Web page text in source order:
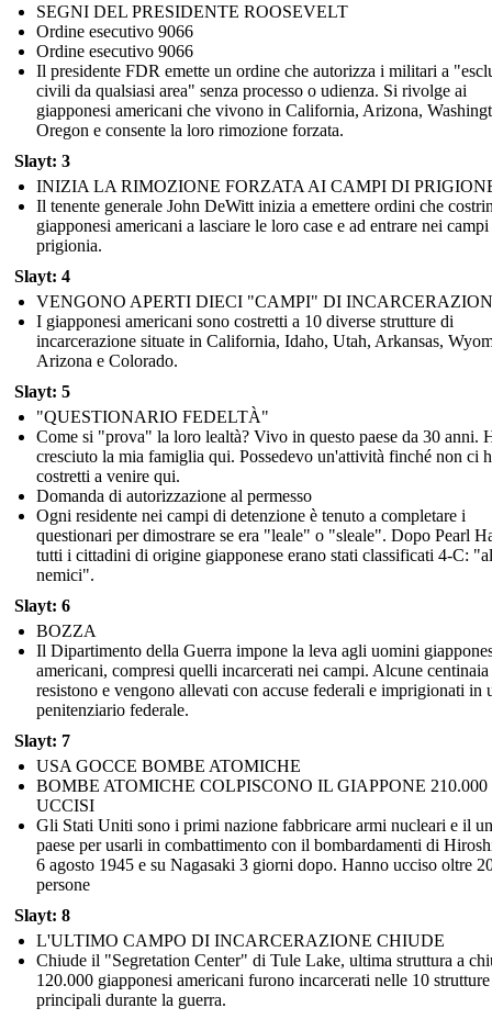
SEGNI DEL PRESIDENTE ROOSEVELT
Ordine esecutivo 9066
Ordine esecutivo 9066
Il presidente FDR emette un ordine che autorizza i militari a
civili da qualsiasi area" senza processo o udienza. Si rivolge ai
giapponesi americani che vivono in California, Arizona,
Oregon e consente la loro rimozione forzata.
Slayt: 3
INIZIA LA RIMOZIONE FORZATA AI CAMPI DI
Il tenente generale John DeWitt inizia a emettere ordini che
giapponesi americani a lasciare le loro case e ad entrare nei
prigionia.
Slayt: 4
VENGONO APERTI DIECI "CAMPI" DI
I giapponesi americani sono costretti a 10 diverse strutture di
incarcerazione situate in California, Idaho, Utah, Arkansas,
Arizona e Colorado.
Slayt: 5
"QUESTIONARIO FEDELTÀ"
Come si "prova" la loro lealtà? Vivo in questo paese da 30 anni.
cresciuto la mia famiglia qui. Possedevo un'attività finché non ci
costretti a venire qui.
Domanda di autorizzazione al permesso
Ogni residente nei campi di detenzione è tenuto a completare i
questionari per dimostrare se era "leale" o "sleale". Dopo Pearl
tutti i cittadini di origine giapponese erano stati classificati 4-C:
nemici".
Slayt: 6
BOZZA
Il Dipartimento della Guerra impone la leva agli uomini
americani, compresi quelli incarcerati nei campi. Alcune centinaia
resistono e vengono allevati con accuse federali e imprigionati in
penitenziario federale.
Slayt: 7
USA GOCCE BOMBE ATOMICHE
BOMBE ATOMICHE COLPISCONO IL GIAPPONE 210.000
UCCISI
Gli Stati Uniti sono i primi nazione fabbricare armi nucleari e il
paese per usarli in combattimento con il bombardamenti di
6 agosto 1945 e su Nagasaki 3 giorni dopo. Hanno ucciso oltre
persone
Slayt: 8
L'ULTIMO CAMPO DI INCARCERAZIONE CHIUDE
Chiude il "Segretation Center" di Tule Lake, ultima struttura a
120.000 giapponesi americani furono incarcerati nelle 10 strutture
principali durante la guerra.